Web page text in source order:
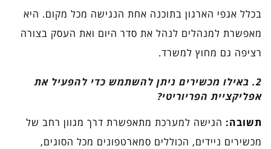
בכלל אגפי הארגון בתוכנה אחת הנגישה מכל מקום. היא
מאפשרת למנהלים לנהל את סדר היום ואת העסק בצורה
רציפה גם מחוץ למשרד.
2. באילו מכשירים ניתן להשתמש כדי להפעיל את
אפליקציית הפריוריטי?
תשובה: הגישה למערכת מתאפשרת דרך מגוון רחב של
מכשירים ניידים, הכוללים סמארטפונים מכל הסוגים,